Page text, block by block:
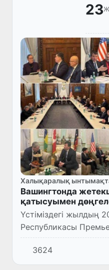
23
Халықаралық
Вашингтонда
қатысуымен
Үстіміздегі жылдың
Республикасы
орынбасары Жамшид
басшылығындағы
сапары аясында ірі
3624